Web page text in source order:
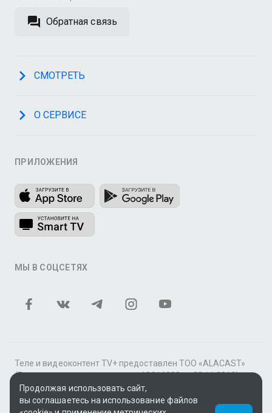
Обратная связь
СМОТРЕТЬ
О СЕРВИСЕ
ПРИЛОЖЕНИЯ
МЫ В СОЦСЕТЯХ
Теле и видеоконтент TV+ предоставлен ТОО «ALACAST»
(Государственная лицензия № 12016823 от 22.11.2012).
В рамках услуги «Видео по подписке» для «Пакета
фильмов и сериалов tv+» контент предоставляется
Продолжая использовать сайт,
вы соглашаетесь на использование файлов